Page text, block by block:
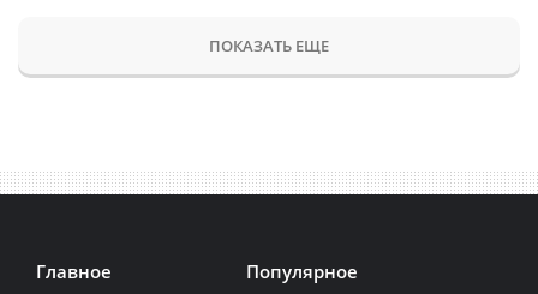
ПОКАЗАТЬ ЕЩЕ
Главное Популярное